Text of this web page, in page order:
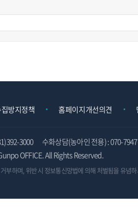
방지정책 홈페이지개선의견
3000
수화상담(농아인 전용) : 070-
OFFICE. All Rights Reserved.
부하며, 위반 시 정보통신망법에 의해 처벌됨을 유념